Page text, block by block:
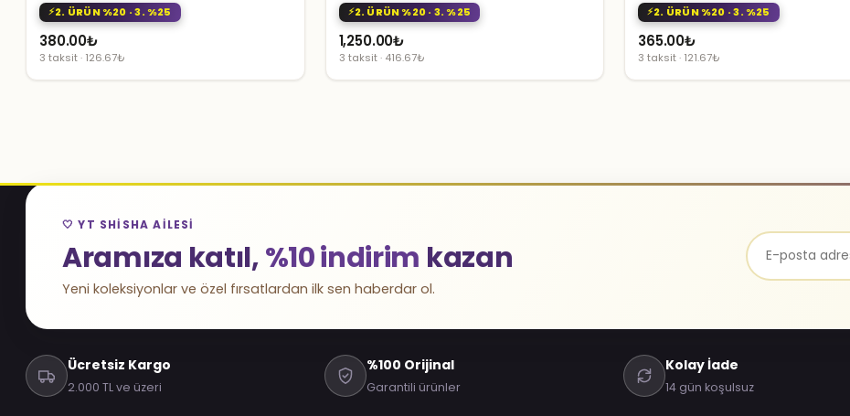
2. ÜRÜN %20 · 3. %25
380.00₺
3 taksit · 126.67₺
2. ÜRÜN %20 · 3. %25
1,250.00₺
3 taksit · 416.67₺
2. ÜRÜN %20 · 3. %25
365.00₺
3 taksit · 121.67₺
🤍 YT SHISHA AILESI
Aramıza katıl,%10 indirim kazan
Yeni koleksiyonlar ve özel fırsatlardan ilk sen haberdar ol.
Ücretsiz Kargo
2.000 TL ve üzeri
%100 Orijinal
Garantili ürünler
Kolay İade
14 gün koşulsuz